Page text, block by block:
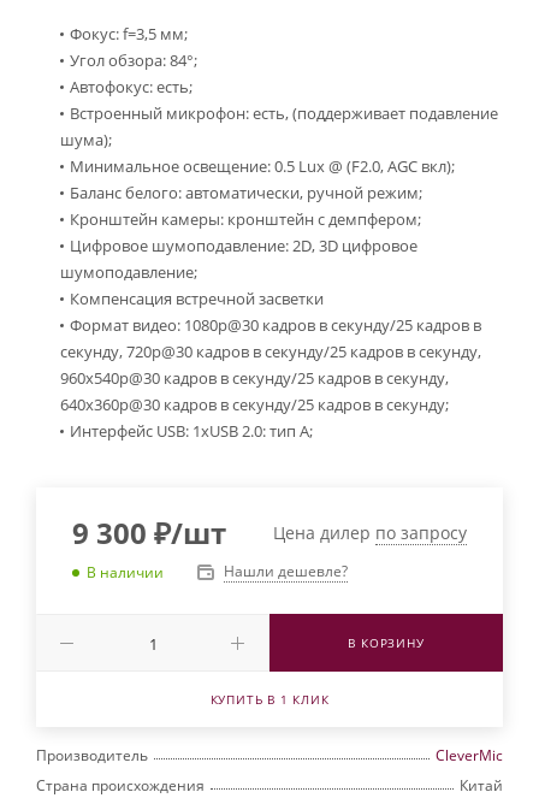
Фокус: f=3,5 мм;
Угол обзора: 84°;
Автофокус: есть;
Встроенный микрофон: есть, (поддерживает подавление
шума);
Минимальное освещение: 0.5 Lux @ (F2.0, AGC вкл);
Баланс белого: автоматически, ручной режим;
Кронштейн камеры: кронштейн с демпфером;
Цифровое шумоподавление: 2D, 3D цифровое
шумоподавление;
Компенсация встречной засветки
Формат видео: 1080p@30 кадров в секунду/25 кадров в
секунду, 720р@30 кадров в секунду/25 кадров в секунду,
960x540p@30 кадров в секунду/25 кадров в секунду,
640x360p@30 кадров в секунду/25 кадров в секунду;
Интерфейс USB: 1xUSB 2.0: тип A;
9 300 ₽/шт Цена дилер по запросу
В наличии Нашли дешевле?
В КОРЗИНУ
КУПИТЬ В 1 КЛИК
Производитель
CleverMic
Страна происхождения
Китай